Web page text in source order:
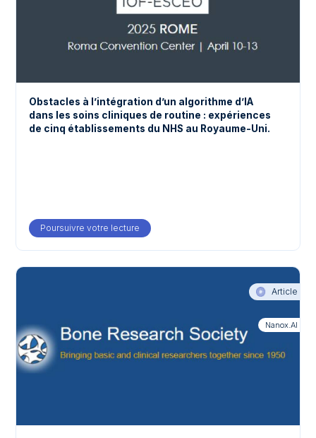
Obstacles à l’intégration d’un algorithme d’IA
dans les soins cliniques de routine : expériences
de cinq établissements du NHS au Royaume-Uni.
Poursuivre votre lecture about Obstacles à l’intégration d’un
Article
Nanox.AI